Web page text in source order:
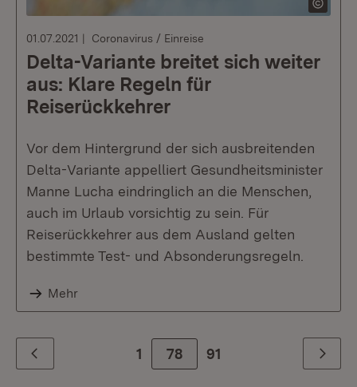
01.07.2021 Coronavirus / Einreise
Delta-Variante breitet sich weiter
aus: Klare Regeln für
Reiserückkehrer
Vor dem Hintergrund der sich ausbreitenden
Delta-Variante appelliert Gesundheitsminister
Manne Lucha eindringlich an die Menschen,
auch im Urlaub vorsichtig zu sein. Für
Reiserückkehrer aus dem Ausland gelten
bestimmte Test- und Absonderungsregeln.
Mehr
Zurück 1 78 Zur letzte Seite
91 Weiter